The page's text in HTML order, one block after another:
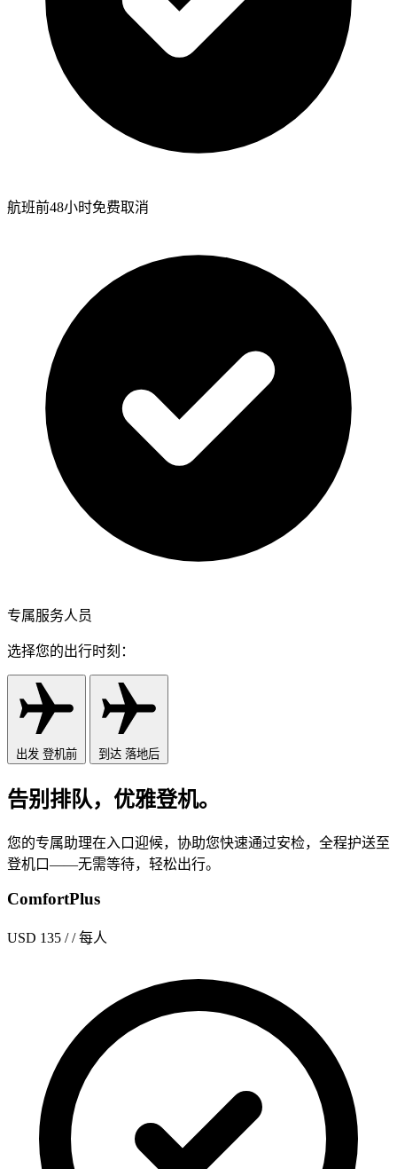
航班前48小时免费取消
专属服务人员
选择您的出行时刻：
出发 登机前 到达 落地后
告别排队，优雅登机。
您的专属助理在入口迎候，协助您快速通过安检，全程护送至
登机口——无需等待，轻松出行。
ComfortPlus
USD 135 / / 每人